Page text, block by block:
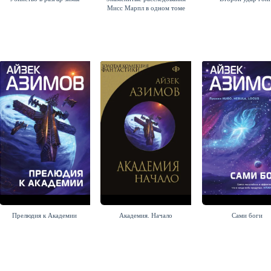
Мисс Марпл в одном томе
Прелюдия к Академии Академия. Начало Сами боги